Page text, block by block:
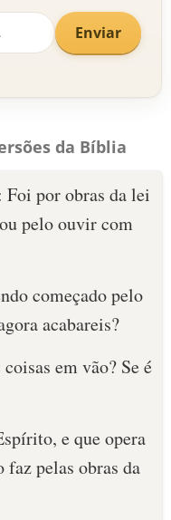
Enviar
da Bíblia
Foi por obras da lei
pelo ouvir com
começado pelo
acabareis?
em vão? Se é
e que opera
faz pelas obras da